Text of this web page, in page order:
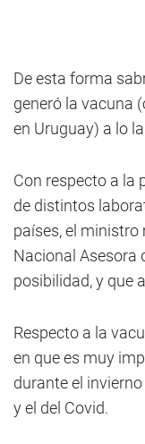
De esta forma
generó la vacuna
en Uruguay) a lo
Con respecto a la
de distintos
países, el
Nacional Asesora
posibilidad, y que
Respecto a la
en que es muy
durante el
y el del Covid.